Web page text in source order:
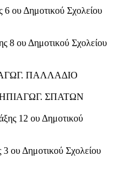
ου Δημοτικού Σχολείου
8 ου Δημοτικού Σχολείου
ΠΑΛΛΑΔΙΟ
ΝΗΠΙΑΓΩΓ. ΣΠΑΤΩΝ
12 ου Δημοτικού
ου Δημοτικού Σχολείου